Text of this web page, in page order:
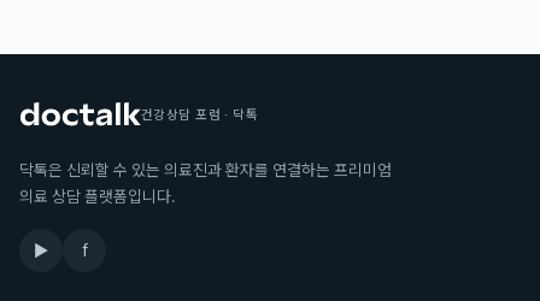
건강상담 포럼 · 닥톡
닥톡은 신뢰할 수 있는 의료진과 환자를 연결하는 프리미엄
의료 상담 플랫폼입니다.
▶ f